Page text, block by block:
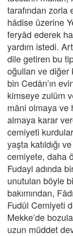
tarafından zorla
hâdise üzerine
feryâd ederek
yardım istedi.
dile getiren bu
oğulları ve
bin Cedân’ın
kimseye zulüm
mâni olmaya ve
almaya karar
cemiyeti
yaşta katıldığı
cemiyete, daha
Fudayl adında
unutulan böyle
bakımından,
Fudûl Cemiyeti
Mekke’de
uzun müddet